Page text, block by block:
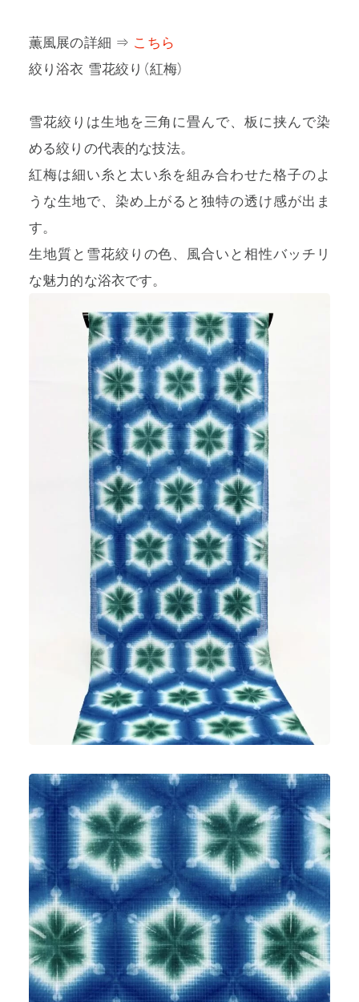
薫風展の詳細 ⇒ こちら
絞り浴衣 雪花絞り（紅梅）
雪花絞りは生地を三角に畳んで、板に挟んで染
める絞りの代表的な技法。
紅梅は細い糸と太い糸を組み合わせた格子のよ
うな生地で、染め上がると独特の透け感が出ま
す。
生地質と雪花絞りの色、風合いと相性バッチリ
な魅力的な浴衣です。